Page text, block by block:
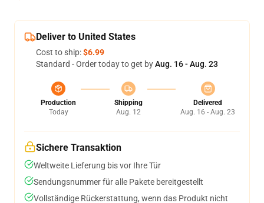
Deliver to United States
Cost to ship:$6.99
Standard - Order today to get byAug. 16 - Aug. 23
Production
Today
Shipping
Aug. 12
Delivered
Aug. 16 - Aug. 23
Sichere Transaktion
Weltweite Lieferung bis vor Ihre Tür
Sendungsnummer für alle Pakete bereitgestellt
Vollständige Rückerstattung, wenn das Produkt nicht